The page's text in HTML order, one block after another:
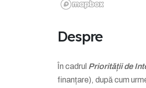
Despre
În cadrul Priorității de
finanțare), după cum